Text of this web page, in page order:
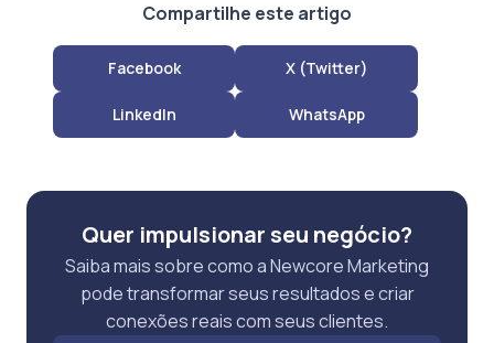
Compartilhe este artigo
Facebook X (Twitter)
LinkedIn WhatsApp
Quer impulsionar seu negócio?
Saiba mais sobre como a Newcore Marketing
pode transformar seus resultados e criar
conexões reais com seus clientes.